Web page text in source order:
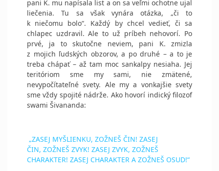
pani K. mu napísala list a on sa veľmi ochotne ujal
liečenia. Tu sa však vynára otázka, „či to
k niečomu bolo“. Každý by chcel vedieť, či sa
chlapec uzdravil. Ale to už príbeh nehovorí. Po
prvé, ja to skutočne neviem, pani K. zmizla
z mojich ľudských obzorov, a po druhé – a to je
treba chápať – až tam moc sankalpy nesiaha. Jej
teritóriom sme my sami, nie zmätené,
nevypočítateľné svety. Ale my a vonkajšie svety
sme vždy spojité nádrže. Ako hovorí indický filozof
swami Šivananda:
„ZASEJ MYŠLIENKU, ZOŽNEŠ ČIN! ZASEJ
ČIN, ZOŽNEŠ ZVYK! ZASEJ ZVYK, ZOŽNEŠ
CHARAKTER! ZASEJ CHARAKTER A ZOŽNEŠ OSUD!“